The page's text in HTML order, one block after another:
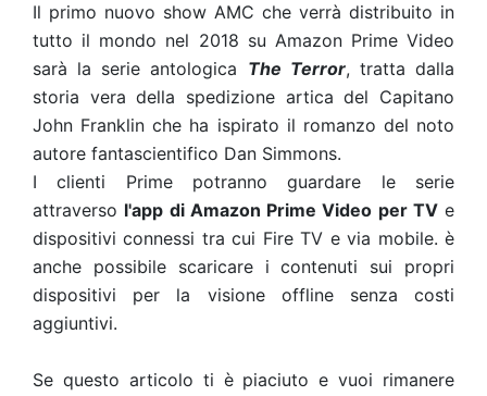
Il primo nuovo show AMC che verrà distribuito in
tutto il mondo nel 2018 su Amazon Prime Video
sarà la serie antologica The Terror, tratta dalla
storia vera della spedizione artica del Capitano
John Franklin che ha ispirato il romanzo del noto
autore fantascientifico Dan Simmons.
I clienti Prime potranno guardare le serie
attraverso l'app di Amazon Prime Video per TVe
dispositivi connessi tra cui Fire TV e via mobile. è
anche possibile scaricare i contenuti sui propri
dispositivi per la visione offline senza costi
aggiuntivi.
Se questo articolo ti è piaciuto e vuoi rimanere